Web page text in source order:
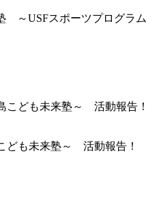
～USFスポーツプログラム
ども未来塾～ 活動報告！